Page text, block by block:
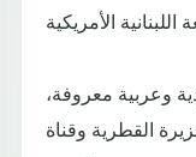
وعربية معروفة،
القطرية وقناة